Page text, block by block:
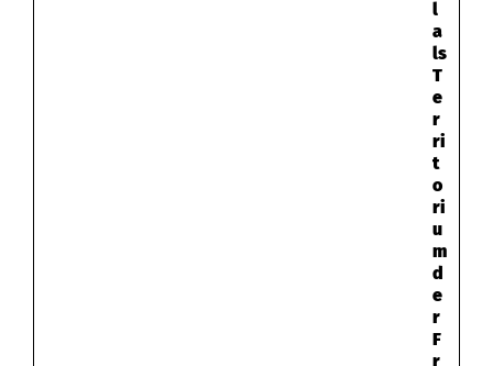
l
a
ls
T
e
r
ri
t
o
ri
u
m
d
e
r
F
r